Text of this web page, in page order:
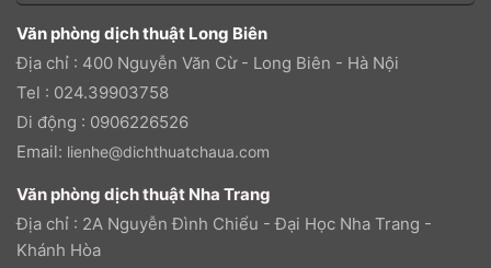
Văn phòng dịch thuật Long Biên
Địa chỉ : 400 Nguyễn Văn Cừ - Long Biên - Hà Nội
Tel : 024.39903758
Di động : 0906226526
Email: lienhe@dichthuatchaua.com
Văn phòng dịch thuật Nha Trang
Địa chỉ : 2A Nguyễn Đình Chiểu - Đại Học Nha Trang -
Khánh Hòa